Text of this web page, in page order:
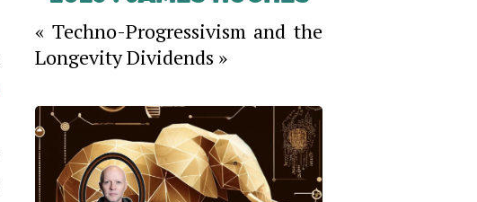
« Techno-Progressivism and the
Longevity Dividends »